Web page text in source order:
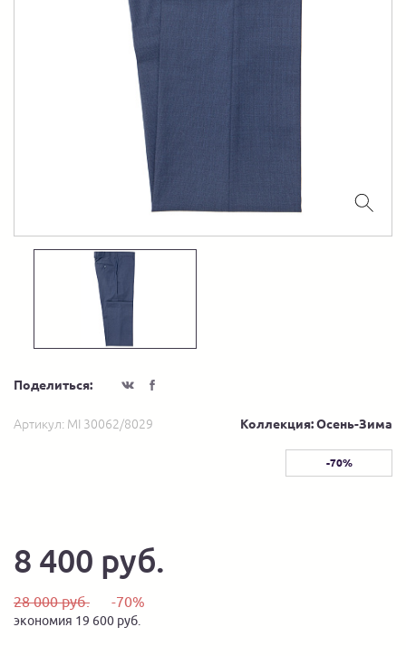
Поделиться:
Артикул: MI 30062/8029 Коллекция: Осень-Зима
-70%
8 400 руб.
28 000 руб. -70%
экономия 19 600 руб.